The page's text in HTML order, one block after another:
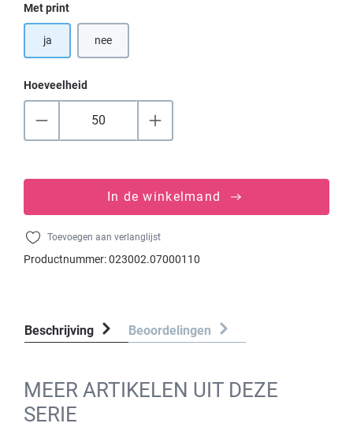
Selecteer
Met print
ja nee
Hoeveelheid
In de winkelmand
Toevoegen aan verlanglijst
Productnummer:023002.07000110
Beschrijving Beoordelingen
MEER ARTIKELEN UIT DEZE
SERIE